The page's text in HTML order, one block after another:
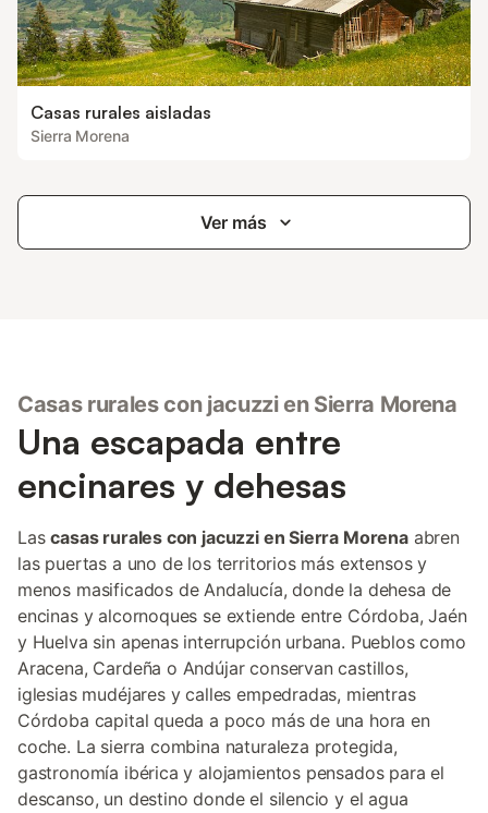
Casas rurales aisladas
Sierra Morena
Ver más
Casas rurales con jacuzzi en Sierra Morena
Una escapada entre
encinares y dehesas
Lascasas rurales con jacuzzi en Sierra Morenaabren
las puertas a uno de los territorios más extensos y
menos masificados de Andalucía, donde la dehesa de
encinas y alcornoques se extiende entre Córdoba, Jaén
y Huelva sin apenas interrupción urbana. Pueblos como
Aracena, Cardeña o Andújar conservan castillos,
iglesias mudéjares y calles empedradas, mientras
Córdoba capital queda a poco más de una hora en
coche. La sierra combina naturaleza protegida,
gastronomía ibérica y alojamientos pensados para el
descanso, un destino donde el silencio y el agua